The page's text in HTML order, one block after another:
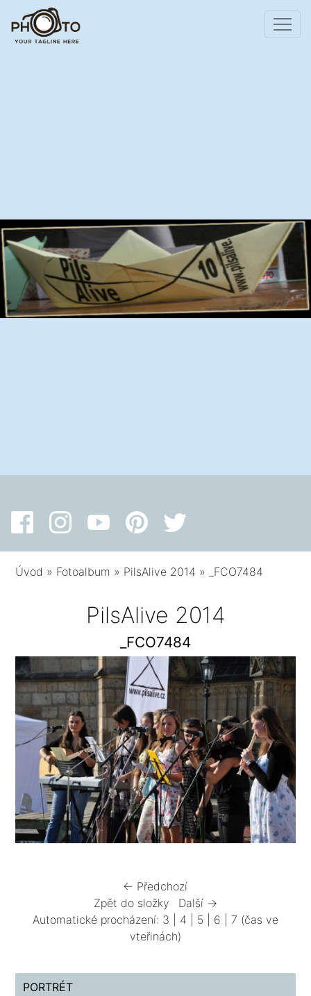
Úvod » Fotoalbum » PilsAlive 2014 » _FCO7484
PilsAlive 2014
_FCO7484
← Předchozí
Zpět do složky
Další →
Automatické procházení: 3 4 5 6 7 (čas ve
vteřinách)
PORTRÉT